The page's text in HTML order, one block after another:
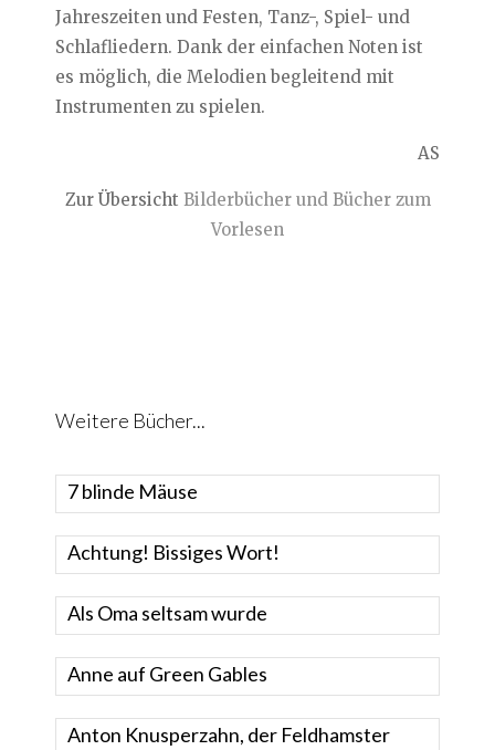
Jahreszeiten und Festen, Tanz-, Spiel- und
Schlafliedern. Dank der einfachen Noten ist
es möglich, die Melodien begleitend mit
Instrumenten zu spielen.
AS
Zur Übersicht Bilderbücher und Bücher zum
Vorlesen
Weitere Bücher...
7 blinde Mäuse
Achtung! Bissiges Wort!
Als Oma seltsam wurde
Anne auf Green Gables
Anton Knusperzahn, der Feldhamster